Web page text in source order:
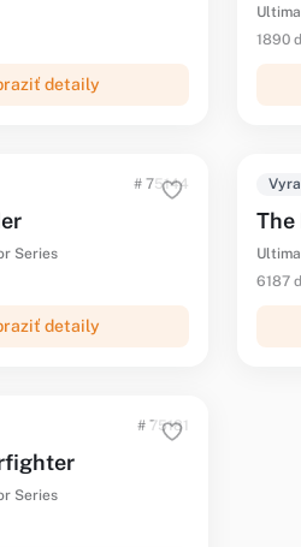
detaily
1890
# 75144
Series
detaily
The
6187
# 75181
Series